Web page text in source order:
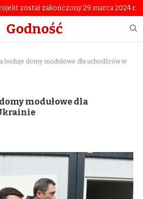
został zakończony 29 marca 2024 r.
Godność
buduje domy modułowe dla uchodźców w
modułowe dla